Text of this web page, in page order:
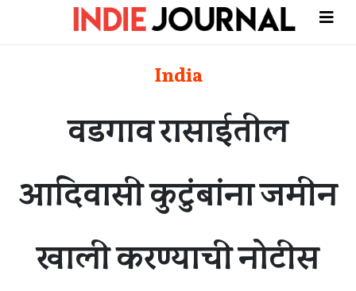
India
वडगाव रासाईतील
आदिवासी कुटुंबांना जमीन
खाली करण्याची नोटीस